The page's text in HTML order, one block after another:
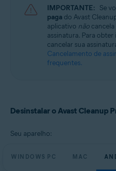
Avast Cleanup Premium 4.x para Mac
Avast Cleanup 24.x para Android
Microsoft Windows 11 Home / Pro /
Microsoft Windows 10 Home / Pro
Microsoft Windows 8.1 / Pro /
Microsoft Windows 8 / Pro /
Apple macOS 12.x (Monterey)
Apple macOS 10.15.x (Catalina)
Apple macOS 10.12.x (Sierra)
IMPORTANTE: Se
paga do Avast
aplicativo não
assinatura. Para
cancelar sua
Cancelamento de
frequentes.
Desinstalar o Avast Cleanup
Seu aparelho:
WINDOWS PC MAC